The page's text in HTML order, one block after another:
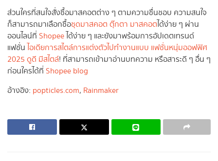
ส่วนใครที่สนใจสั่งซื้อมาสคอตต่าง ๆ ตามความชื่นชอบ ความสนใจ
ก็สามารถมาเลือกซื้อชุดมาสคอต ตุ๊กตา มาสคอตได้ง่าย ๆ ผ่าน
ออนไลน์ที่ Shopee ได้ง่าย ๆ และยังมาพร้อมการอัปเดตเทรนด์
แฟชั่น ไอเดียการสไตล์การแต่งตัวไปทำงานแบบ แฟชั่นหนุ่มออฟฟิศ
2025 ดูดี มีสไตล์! ที่สามารถเข้ามาอ่านบทความ หรือสาระดี ๆ อื่น ๆ
ก่อนใครได้ที่ Shopee blog
อ้างอิง: popticles.com, Rainmaker